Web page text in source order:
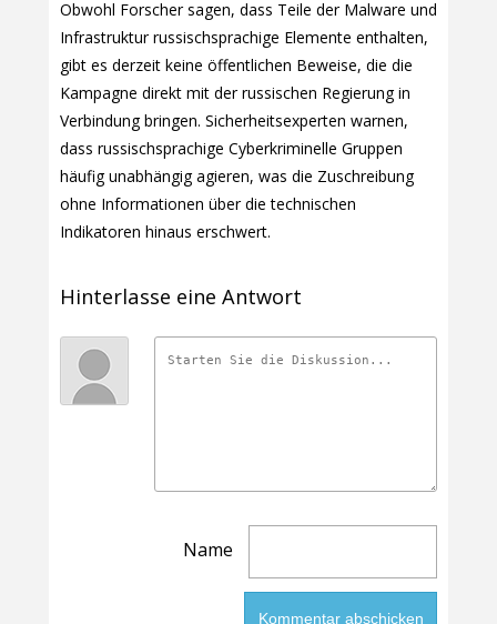
Obwohl Forscher sagen, dass Teile der Malware und
Infrastruktur russischsprachige Elemente enthalten,
gibt es derzeit keine öffentlichen Beweise, die die
Kampagne direkt mit der russischen Regierung in
Verbindung bringen. Sicherheitsexperten warnen,
dass russischsprachige Cyberkriminelle Gruppen
häufig unabhängig agieren, was die Zuschreibung
ohne Informationen über die technischen
Indikatoren hinaus erschwert.
Hinterlasse eine Antwort
Name